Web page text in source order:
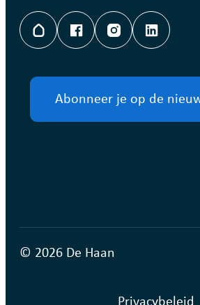
Hoplr FacebookInstagramLinkedIn
Abonneer je op de
© 2026 De Haan
Privacybeleid